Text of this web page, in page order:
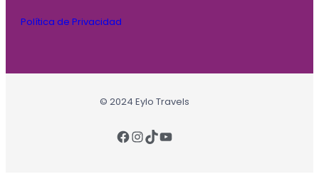
Política de Privacidad
© 2024 Eylo Travels
Facebook InstagramTikTok YouTube